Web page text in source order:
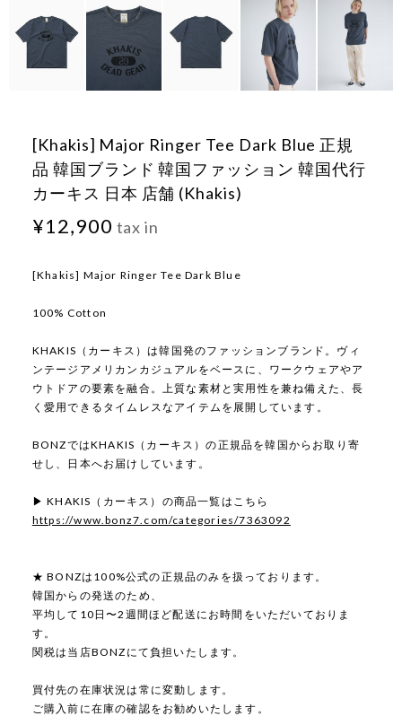
[Khakis] Major Ringer Tee Dark Blue 正規
品 韓国ブランド 韓国ファッション 韓国代行
カーキス 日本 店舗 (Khakis)
¥12,900 tax in
[Khakis] Major Ringer Tee Dark Blue
100% Cotton
KHAKIS（カーキス）は韓国発のファッションブランド。ヴィ
ンテージアメリカンカジュアルをベースに、ワークウェアやア
ウトドアの要素を融合。上質な素材と実用性を兼ね備えた、長
く愛用できるタイムレスなアイテムを展開しています。
BONZではKHAKIS（カーキス）の正規品を韓国からお取り寄
せし、日本へお届けしています。
▶ KHAKIS（カーキス）の商品一覧はこちら
https://www.bonz7.com/categories/7363092
★ BONZは100%公式の正規品のみを扱っております。
韓国からの発送のため、
平均して10日〜2週間ほど配送にお時間をいただいておりま
す。
関税は当店BONZにて負担いたします。
買付先の在庫状況は常に変動します。
ご購入前に在庫の確認をお勧めいたします。